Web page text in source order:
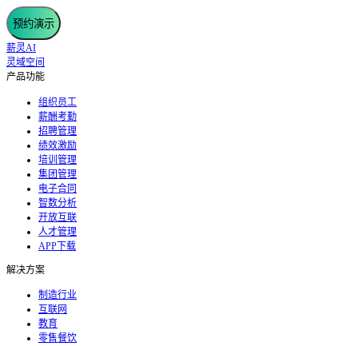
预约演示
薪灵AI
灵域空间
产品功能
组织员工
薪酬考勤
招聘管理
绩效激励
培训管理
集团管理
电子合同
智数分析
开放互联
人才管理
APP下载
解决方案
制造行业
互联网
教育
零售餐饮